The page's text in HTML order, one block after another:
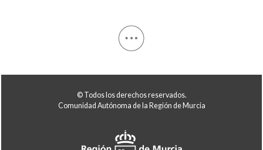
© Todos los derechos reservados.
Comunidad Autónoma de la Región de Murcia